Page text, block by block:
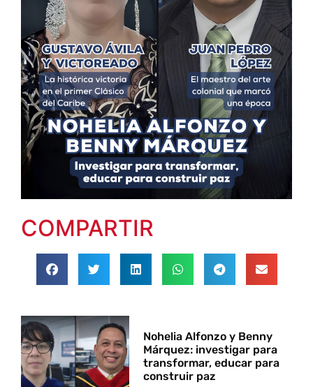
COMPARTIR
Nohelia Alfonzo y Benny
Márquez: investigar para
transformar, educar para
construir paz